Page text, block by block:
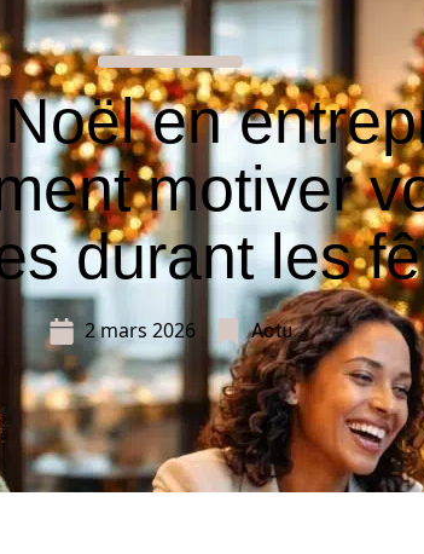
en
motiver
durant les
2 mars 2026 Actu